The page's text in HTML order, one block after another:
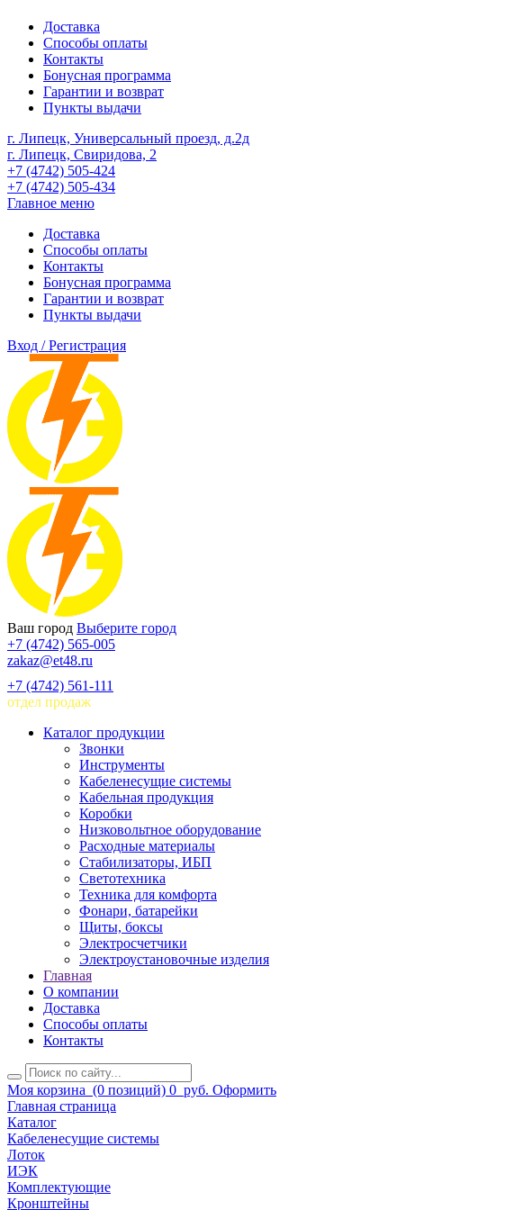
Доставка
Способы оплаты
Контакты
Бонусная программа
Гарантии и возврат
Пункты выдачи
г. Липецк, Универсальный проезд, д.2д
г. Липецк, Свиридова, 2
+7 (4742) 505-424
+7 (4742) 505-434
Главное меню
Доставка
Способы оплаты
Контакты
Бонусная программа
Гарантии и возврат
Пункты выдачи
Вход / Регистрация
Ваш город Выберите город
+7 (4742) 565-005
zakaz@et48.ru
+7 (4742) 561-111
отдел продаж
Каталог продукции
Звонки
Инструменты
Кабеленесущие системы
Кабельная продукция
Коробки
Низковольтное оборудование
Расходные материалы
Стабилизаторы, ИБП
Светотехника
Техника для комфорта
Фонари, батарейки
Щиты, боксы
Электросчетчики
Электроустановочные изделия
Главная
О компании
Доставка
Способы оплаты
Контакты
Моя корзина (0 позиций) 0 руб. Оформить
Главная страница
Каталог
Кабеленесущие системы
Лоток
ИЭК
Комплектующие
Кронштейны